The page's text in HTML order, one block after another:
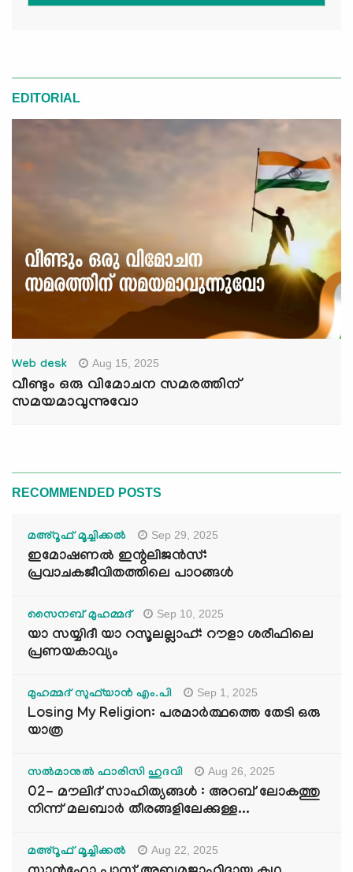
EDITORIAL
Web desk Aug 15, 2025
വീണ്ടും ഒരു വിമോചന സമരത്തിന്
സമയമാവുന്നുവോ
RECOMMENDED POSTS
മഅ്റൂഫ് മൂച്ചിക്കല്‍ Sep 29, 2025
ഇമോഷണൽ ഇന്റലിജൻസ്:
പ്രവാചകജീവിതത്തിലെ പാഠങ്ങൾ
സൈനബ് മുഹമ്മദ് Sep 10, 2025
യാ സയ്യിദീ യാ റസൂലല്ലാഹ്: റൗളാ ശരീഫിലെ
പ്രണയകാവ്യം
മുഹമ്മദ് സുഫ്‌യാൻ എം.പി Sep 1, 2025
Losing My Religion: പരമാർത്ഥത്തെ തേടി ഒരു
യാത്ര
സൽമാനുൽ ഫാരിസി ഹുദവി Aug 26, 2025
02- മൗലിദ് സാഹിത്യങ്ങൾ : അറബ് ലോകത്തു
നിന്ന് മലബാർ തീരങ്ങളിലേക്കുള്ള...
മഅ്റൂഫ് മൂച്ചിക്കല്‍ Aug 22, 2025